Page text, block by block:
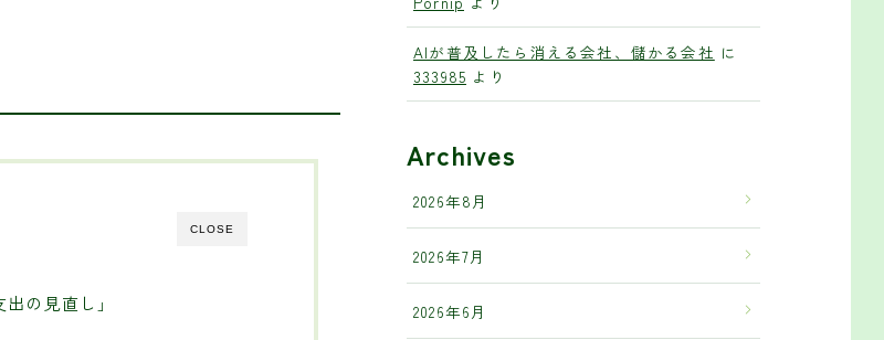
CLOSE
の見直し」
AIが普及したら消える会社、儲かる会社 に
333985 より
Archives
2026年8月
2026年7月
2026年6月